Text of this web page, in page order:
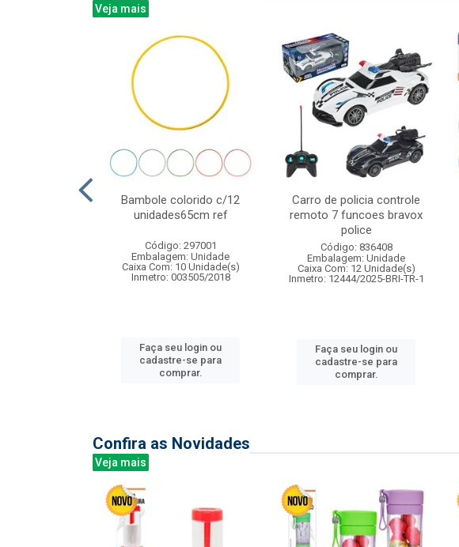
Veja mais
Bambole colorido c/12
unidades65cm ref
Código: 297001
Embalagem: Unidade
Caixa Com: 10 Unidade(s)
Inmetro: 003505/2018
Faça seu login ou
cadastre-se para
comprar.
Carro de policia controle
remoto 7 funcoes bravox
police
Código: 836408
Embalagem: Unidade
Caixa Com: 12 Unidade(s)
Inmetro: 12444/2025-BRI-TR-1
Faça seu login ou
cadastre-se para
comprar.
Confira as Novidades
Veja mais